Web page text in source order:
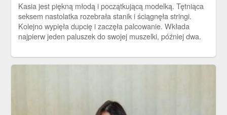
Kasia jest piękną młodą i początkującą modelką. Tętniąca
seksem nastolatka rozebrała stanik i ściągnęła stringi.
Kolejno wypięła dupcię i zaczęła palcowanie. Wkłada
najpierw jeden paluszek do swojej muszelki, później dwa.